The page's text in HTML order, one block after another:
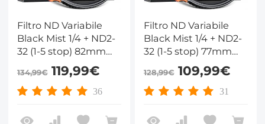
Filtro ND Variabile
Black Mist 1/4 + ND2-
32 (1-5 stop) 82mm
con pellicola verde
antiriflesso a 28 Strati
Rivestimento su
leva,Nano-Xcel
134,99€119,99€
36
Filtro ND Variabile
Black Mist 1/4 + ND2-
32 (1-5 stop) 77mm
con pellicola verde
antiriflesso a 28 Strati
Rivestimento su
leva,Nano-Xcel
128,99€109,99€
31